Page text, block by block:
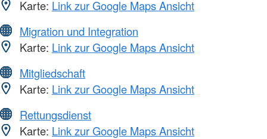
Karte: Link zur Google Maps Ansicht
Migration und Integration
Karte: Link zur Google Maps Ansicht
Mitgliedschaft
Karte: Link zur Google Maps Ansicht
Rettungsdienst
Karte: Link zur Google Maps Ansicht